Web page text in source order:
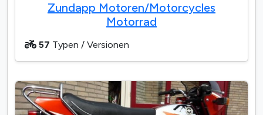
Zundapp Motoren/Motorcycles
Motorrad
57 Typen / Versionen